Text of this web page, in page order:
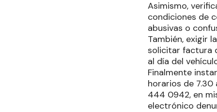
Asimismo,
condiciones de
abusivas o
También, exigir
solicitar factura
al día del
Finalmente
horarios de 7.30
444 0942, en
electrónico